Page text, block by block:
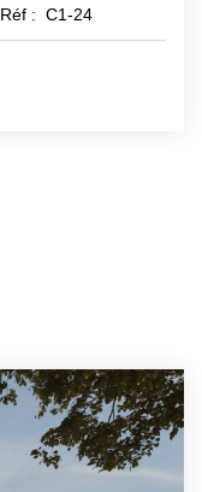
Réf : C1-24